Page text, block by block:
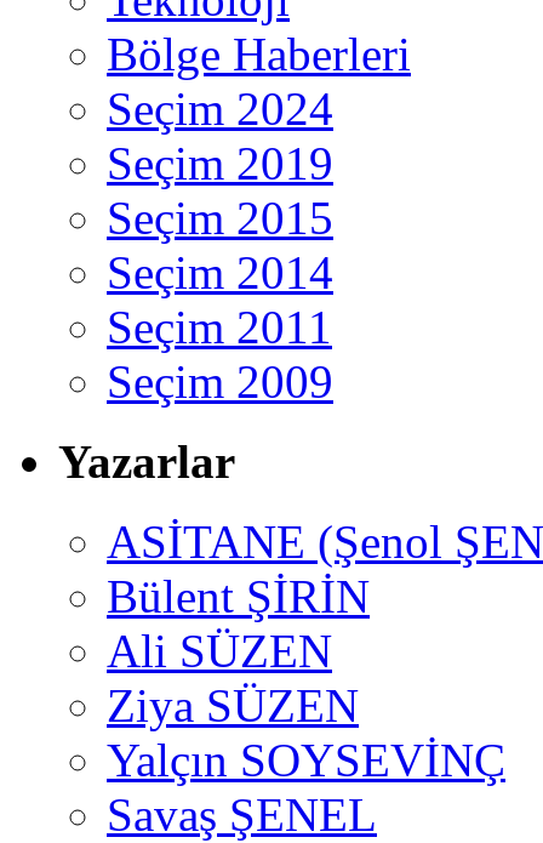
Bölge Haberleri
Seçim 2024
Seçim 2019
Seçim 2015
Seçim 2014
Seçim 2011
Seçim 2009
Yazarlar
ASİTANE (Şenol
Bülent ŞİRİN
Ali SÜZEN
Ziya SÜZEN
Yalçın SOYSEVİNÇ
Savaş ŞENEL